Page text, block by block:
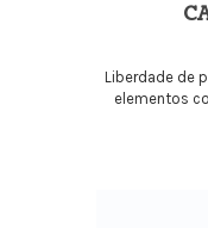
Liberdade de
elementos